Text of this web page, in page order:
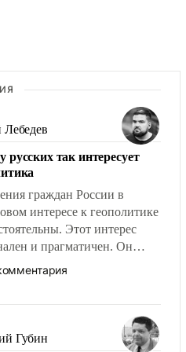
Лебедев
русских так интересует
граждан России в
интересе к геополитике
Этот интерес
и прагматичен. Он
тысячелетним опытом
в крайне непростых
что мировая политика
заявляться на порог
Губин